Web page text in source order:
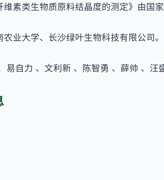
素类生物质原料结晶度的测定》由国
业大学、长沙绿叶生物科技有限公司。
易自力 、文利新 、陈智勇 、薛帅 、汪